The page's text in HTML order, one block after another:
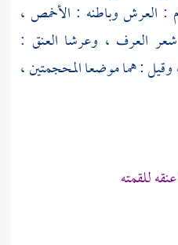
: العرش وباطنه : الأخمص ،
العرف ، وعرشا العنق :
، وقيل : هما موضعا المحجمتين ،
للقمته